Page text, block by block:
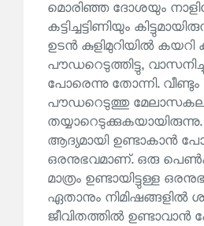
മൊരിഞ്ഞ ദോശയും
കട്ടിച്ചട്ടിണിയും
ഉടൻ കുളിമുറിയിൽ കയറി
പൗഡറെടുത്തിട്ടു,
പോരെന്നു തോന്നി. വീണ്ടും
പൗഡറെടുത്തു
ആദ്യമായി ഉണ്ടാകാൻ
ഒരനുഭവമാണ്. ഒരു
മാത്രം ഉണ്ടായിട്ടുള്ള
ഏതാനും നിമിഷങ്ങളിൽ
ജീവിതത്തിൽ